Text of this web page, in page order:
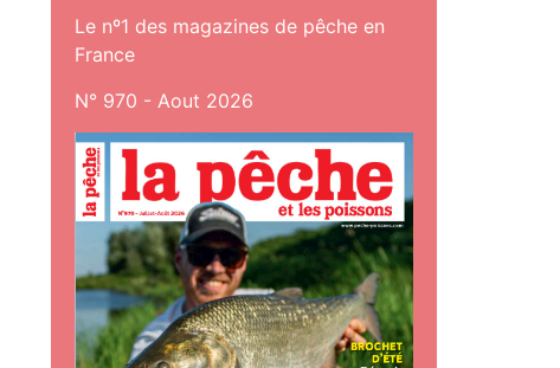
Le nº1 des magazines de pêche en
France
N° 970 - Aout 2026